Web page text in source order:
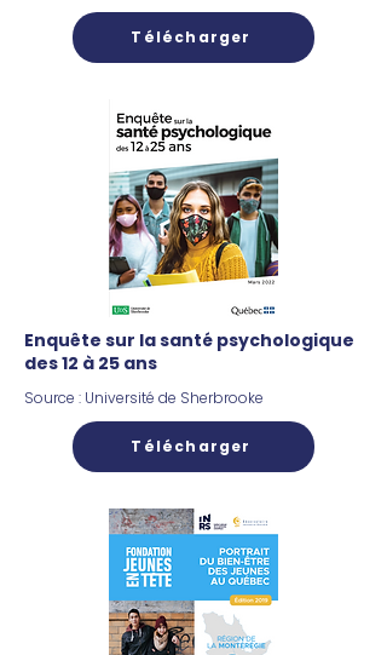
Télécharger
Enquête sur la santé psychologique
des 12 à 25 ans
Source : Université de Sherbrooke
Télécharger